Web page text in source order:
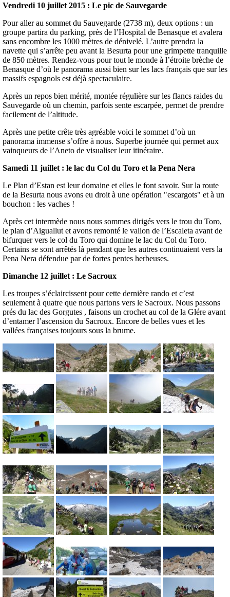
Vendredi 10 juillet 2015 : Le pic de Sauvegarde
Pour aller au sommet du Sauvegarde (2738 m), deux options : un
groupe partira du parking, près de l’Hospital de Benasque et avalera
sans encombre les 1000 mètres de dénivelé. L’autre prendra la
navette qui s’arrête peu avant la Besurta pour une grimpette tranquille
de 850 mètres. Rendez-vous pour tout le monde à l’étroite brèche de
Benasque d’où le panorama aussi bien sur les lacs français que sur les
massifs espagnols est déjà spectaculaire.
Après un repos bien mérité, montée régulière sur les flancs raides du
Sauvegarde où un chemin, parfois sente escarpée, permet de prendre
facilement de l’altitude.
Après une petite crête très agréable voici le sommet d’où un
panorama immense s’offre à nous. Superbe journée qui permet aux
vainqueurs de l’Aneto de visualiser leur itinéraire.
Samedi 11 juillet : le lac du Col du Toro et la Pena Nera
Le Plan d’Estan est leur domaine et elles le font savoir. Sur la route
de la Besurta nous avons eu droit à une opération "escargots" et à un
bouchon : les vaches !
Après cet intermède nous nous sommes dirigés vers le trou du Toro,
le plan d’Aiguallut et avons remonté le vallon de l’Escaleta avant de
bifurquer vers le col du Toro qui domine le lac du Col du Toro.
Certains se sont arrêtés là pendant que les autres continuaient vers la
Pena Nera défendue par de fortes pentes herbeuses.
Dimanche 12 juillet : Le Sacroux
Les troupes s’éclaircissent pour cette dernière rando et c’est
seulement à quatre que nous partons vers le Sacroux. Nous passons
prés du lac des Gorgutes , faisons un crochet au col de la Glére avant
d’entamer l’ascension du Sacroux. Encore de belles vues et les
vallées françaises toujours sous la brume.